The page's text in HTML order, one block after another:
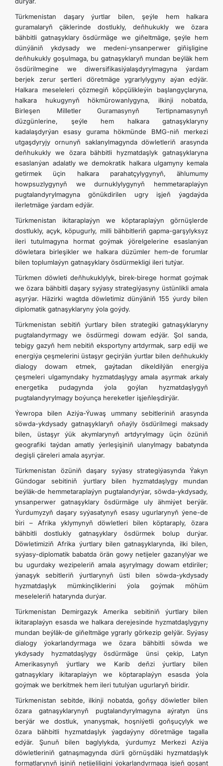
Türkmenistan daşary ýurtlar bilen, şeýle hem halkara
guramalaryň çäklerinde dostlukly, deňhukukly we özara
bähbitli gatnaşyklary ösdürmäge we giňeltmäge, şeýle hem
dünýäniň ykdysady we medeni-ynsanperwer giňişligine
deňhukukly goşulmaga, bu gatnaşyklaryň mundan beýläk hem
ösdürilmegine we diwersifikasiýalaşdyrylmagyna ýardam
berjek zerur şertleri döretmäge ygrarlylygyny aýan edýär.
Halkara meseleleri çözmegiň köpçülikleýin başlangyçlaryna,
halkara hukugynyň hökmürowanlygyna, ilkinji nobatda,
Birleşen Milletler Guramasynyň Tertipnamasynyň
düzgünlerine, şeýle hem halkara gatnaşyklaryny
kadalaşdyrýan esasy gurama hökmünde BMG-niň merkezi
utgaşdyryjy ornunyň saklanylmagynda döwletleriň arasynda
deňhukukly we özara bähbitli hyzmatdaşlyk gatnaşyklaryna
esaslanýan adalatly we demokratik halkara ulgamyny kemala
getirmek üçin halkara parahatçylygynyň, ählumumy
howpsuzlygynyň we durnuklylygynyň hemmetaraplaýyn
pugtalandyrylmagyna gönükdirilen ugry işjeň ýagdaýda
ilerletmäge ýardam edýär.
Türkmenistan ikitaraplaýyn we köptaraplaýyn görnüşlerde
dostlukly, açyk, köpugurly, milli bähbitleriň gapma-garşylyksyz
ileri tutulmagyna hormat goýmak ýörelgelerine esaslanýan
döwletara birleşikler we halkara düzümler hem-de forumlar
bilen toplumlaýyn gatnaşyklary ösdürmekligi ileri tutýar.
Türkmen döwleti deňhukuklylyk, birek-birege hormat goýmak
we özara bähbitli daşary syýasy strategiýasyny üstünlikli amala
aşyrýar. Häzirki wagtda döwletimiz dünýäniň 155 ýurdy bilen
diplomatik gatnaşyklaryny ýola goýdy.
Türkmenistan sebitiň ýurtlary bilen strategiki gatnaşyklaryny
pugtalandyrmagy we ösdürmegi dowam edýär. Şol sanda,
tebigy gazyň hem nebitiň eksportyny artdyrmak, sarp ediji we
energiýa çeşmelerini üstaşyr geçirýän ýurtlar bilen deňhukukly
dialogy dowam etmek, gaýtadan dikeldilýän energiýa
çeşmeleri ulgamyndaky hyzmatdaşlygy amala aşyrmak arkaly
energetika pudagynda ýola goýlan hyzmatdaşlygyň
pugtalandyrylmagy boýunça hereketler işjeňleşdirýär.
Ýewropa bilen Aziýa-Ýuwaş ummany sebitleriniň arasynda
söwda-ykdysady gatnaşyklaryň oňaýly ösdürilmegi maksady
bilen, üstaşyr ýük akymlarynyň artdyrylmagy üçin özüniň
geografiki taýdan amatly ýerleşişiniň ulanylmagy babatynda
degişli çäreleri amala aşyrýar.
Türkmenistan özüniň daşary syýasy strategiýasynda Ýakyn
Gündogar sebitiniň ýurtlary bilen hyzmatdaşlygy mundan
beýläk-de hemmetaraplaýyn pugtalandyrýar, söwda-ykdysady,
ynsanperwer gatnaşyklary ösdürmäge uly ähmiýet berýär.
Ýurdumyzyň daşary syýasatynyň esasy ugurlarynyň ýene-de
biri – Afrika yklymynyň döwletleri bilen köptaraply, özara
bähbitli dostlukly gatnaşyklary ösdürmek bolup durýar.
Döwletimiziň Afrika ýurtlary bilen gatnaşyklarynda, ilki bilen,
syýasy-diplomatik babatda örän gowy netijeler gazanylýar we
bu ugurdaky wezipeleriň amala aşyrylmagy dowam etdiriler;
ýanaşyk sebitleriň ýurtlarynyň üsti bilen söwda-ykdysady
hyzmatdaşlyk mümkinçliklerini ýola goýmak möhüm
meseleleriň hatarynda durýar.
Türkmenistan Demirgazyk Amerika sebitiniň ýurtlary
bilen
ikitaraplaýyn esasda we halkara derejesinde hyzmatdaşlygyny
mundan beýläk-de giňeltmäge ygrarly görkezip gelýär. Syýasy
dialogy ýokarlandyrmaga we özara bähbitli söwda we
ykdysady hyzmatdaşlygy ösdürmäge ünsi çekip, Latyn
Amerikasynyň ýurtlary we Karib deňzi ýurtlary bilen
gatnaşyklary ikitaraplaýyn we köptaraplaýyn esasda ýola
goýmak we berkitmek hem ileri tutulýan ugurlaryň biridir.
Türkmenistan sebitde, ilkinji nobatda, goňşy döwletler bilen
özara gatnaşyklarynyň pugtalandyrylmagyna aýratyn üns
berýär we dostluk, ynanyşmak, hoşniýetli goňşuçylyk we
özara bähbitli hyzmatdaşlyk ýagdaýyny döretmäge tagalla
edýär. Şunuň bilen baglylykda, ýurdumyz Merkezi Aziýa
döwletleriniň gatnaşmagynda dürli görnüşdäki hyzmatdaşlyk
formatlarynyň işiniň netijeliligini ýokarlandyrmaga işjeň goşant